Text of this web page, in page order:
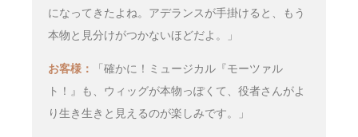
になってきたよね。アデランスが手掛けると、もう
本物と見分けがつかないほどだよ。」
お客様：
「確かに！ミュージカル『モーツァル
ト！』も、ウィッグが本物っぽくて、役者さんがよ
り生き生きと見えるのが楽しみです。」